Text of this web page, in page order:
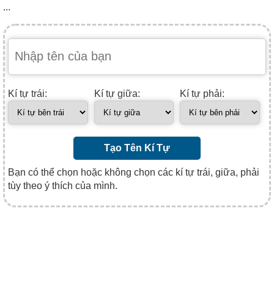
...
Kí tự trái: Kí tự giữa: Kí tự phải:
Tạo Tên Kí Tự
Bạn có thể chọn hoặc không chọn các kí tự trái, giữa, phải
tùy theo ý thích của mình.